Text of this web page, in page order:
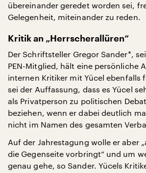
übereinander geredet worden sei,
Gelegenheit, miteinander zu reden.
Kritik an „Herrscherallüren“
Der Schriftsteller Gregor Sander*,
PEN-Mitglied, hält eine persönliche
internen Kritiker mit Yücel ebenfalls
sei der Auffassung, dass es Yücel
als Privatperson zu politischen
beziehen, wenn er dabei deutlich
nicht im Namen des gesamten
Auf der Jahrestagung wolle er aber
die Gegenseite vorbringt“ und um
genau gehe, so Sander. Yücels